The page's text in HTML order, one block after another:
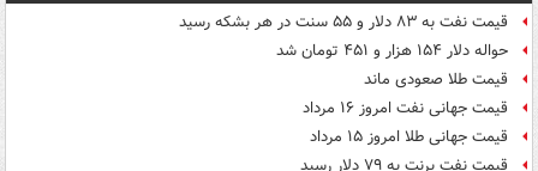
قیمت نفت به ۸۳ دلار و ۵۵ سنت در هر بشکه رسید
حواله دلار ۱۵۴ هزار و ۴۵۱ تومان شد
قیمت طلا صعودی ماند
قیمت جهانی نفت امروز ۱۶ مرداد
قیمت جهانی طلا امروز ۱۵ مرداد
قیمت نفت برنت به ۷۹ دلار رسید